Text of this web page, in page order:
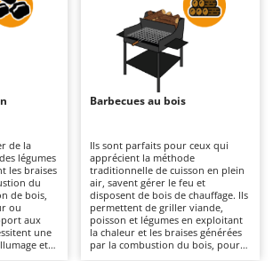
cendres
feuilles sur roues
piscine
traitements
de la
légumes
les braises
du
de bois,
ou
aux
une
et
Barbecues au bois
Ils sont parfaits pour ceux qui
apprécient la méthode
traditionnelle de cuisson en plein
air, savent gérer le feu et
disposent de bois de chauffage. Ils
permettent de griller viande,
poisson et légumes en exploitant
la chaleur et les braises générées
par la combustion du bois, pour